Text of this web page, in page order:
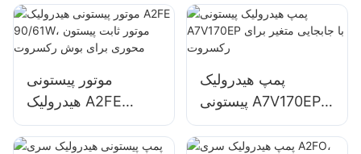
شیر
موتور پیستونی
هیدرولیک A2FE
90/61W، موتور ثابت
پیستون محوری برای
پمپ هیدرولیک
پیستونی A7V170EP با
جابجایی متغیر برای
رکسروت